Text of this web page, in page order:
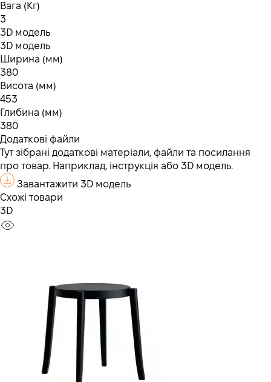
Вага (Кг)
3
3D модель
3D модель
Ширина (мм)
380
Висота (мм)
453
Глибина (мм)
380
Додаткові файли
Тут зібрані додаткові матеріали, файли та посилання
про товар. Наприклад, інструкція або 3D модель.
Завантажити 3D модель
Схожі товари
3D